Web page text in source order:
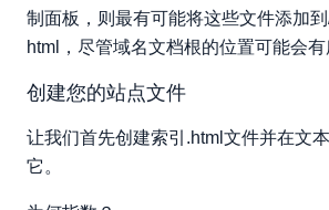
制面板，则最有可能将这些文件添加
html，尽管域名文档根的位置可能会有
创建您的站点文件
让我们首先创建索引.html文件并在文
它。